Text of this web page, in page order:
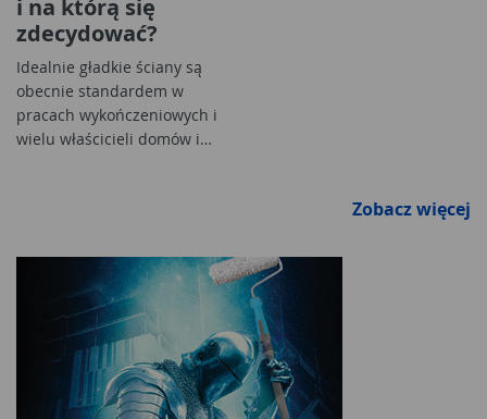
i na którą się
zdecydować?
Idealnie gładkie ściany są
obecnie standardem w
pracach wykończeniowych i
wielu właścicieli domów i…
Zobacz więcej